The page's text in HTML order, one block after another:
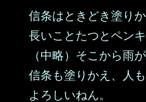
信条はときどき塗りか
長いことたつとペン
（中略）そこから雨
信条も塗りかえ、人
よろしいねん。